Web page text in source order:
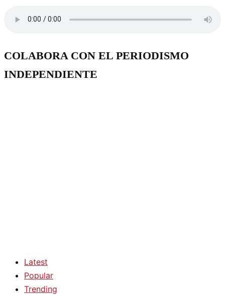
COLABORA CON EL PERIODISMO
INDEPENDIENTE
Latest
Popular
Trending